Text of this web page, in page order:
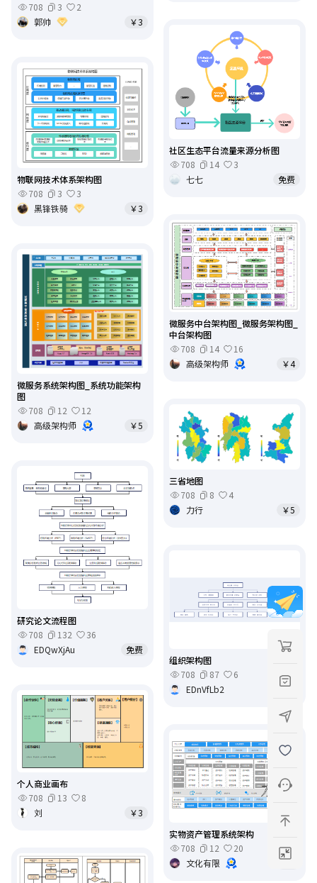
708
3
2
郭帅
￥3
社区生态平台流量来源分析图
708
14
3
七七
免费
物联网技术体系架构图
708
3
3
黑锋铁骑
￥3
微服务中台架构图_微服务架构图_
中台架构图
708
14
16
高级架构师
￥4
微服务系统架构图_系统功能架构
图
708
12
12
高级架构师
￥5
三省地图
708
8
4
力行
￥5
研究论文流程图
708
132
36
EDQwXjAu
免费
组织架构图
708
87
6
EDnVfLb2
免费
个人商业画布
708
13
8
刘
￥3
实物资产管理系统架构
708
12
20
文化有限
￥6